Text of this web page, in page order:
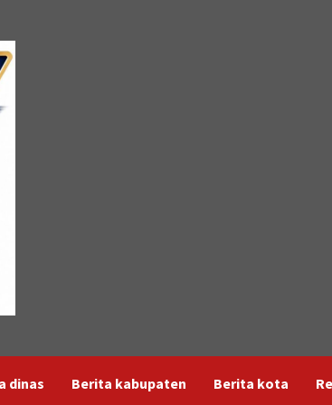
dinas Berita kabupaten Berita kota